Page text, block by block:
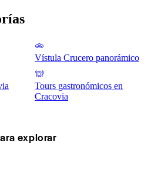
Vístula Crucero panorámico
Tours gastronómicos en
Cracovia
explorar